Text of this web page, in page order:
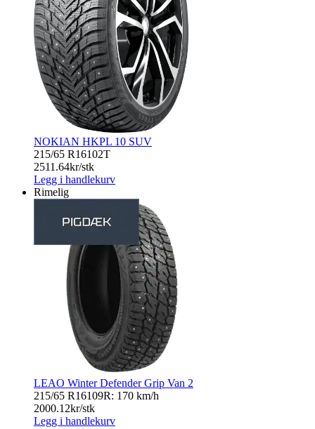
NOKIAN HKPL 10 SUV
215/65 R16102T
2511.64kr/stk
Legg i handlekurv
Rimelig
LEAO Winter Defender Grip Van 2
215/65 R16109R: 170 km/h
2000.12kr/stk
Legg i handlekurv